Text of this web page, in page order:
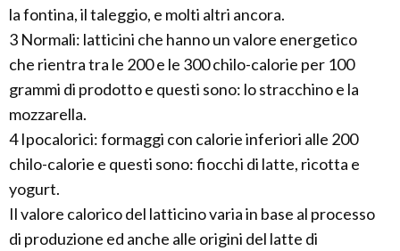
la fontina, il taleggio, e molti altri ancora.
3 Normali: latticini che hanno un valore energetico
che rientra tra le 200 e le 300 chilo-calorie per 100
grammi di prodotto e questi sono: lo stracchino e la
mozzarella.
4 Ipocalorici: formaggi con calorie inferiori alle 200
chilo-calorie e questi sono: fiocchi di latte, ricotta e
yogurt.
Il valore calorico del latticino varia in base al processo
di produzione ed anche alle origini del latte di